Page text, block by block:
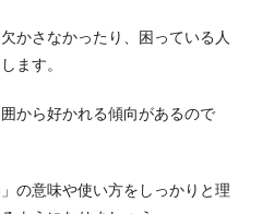
かさなかったり、困っている人
ます。
から好かれる傾向があるので
の意味や使い方をしっかりと理